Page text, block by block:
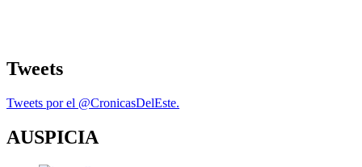
Tweets
Tweets por el @CronicasDelEste.
AUSPICIA